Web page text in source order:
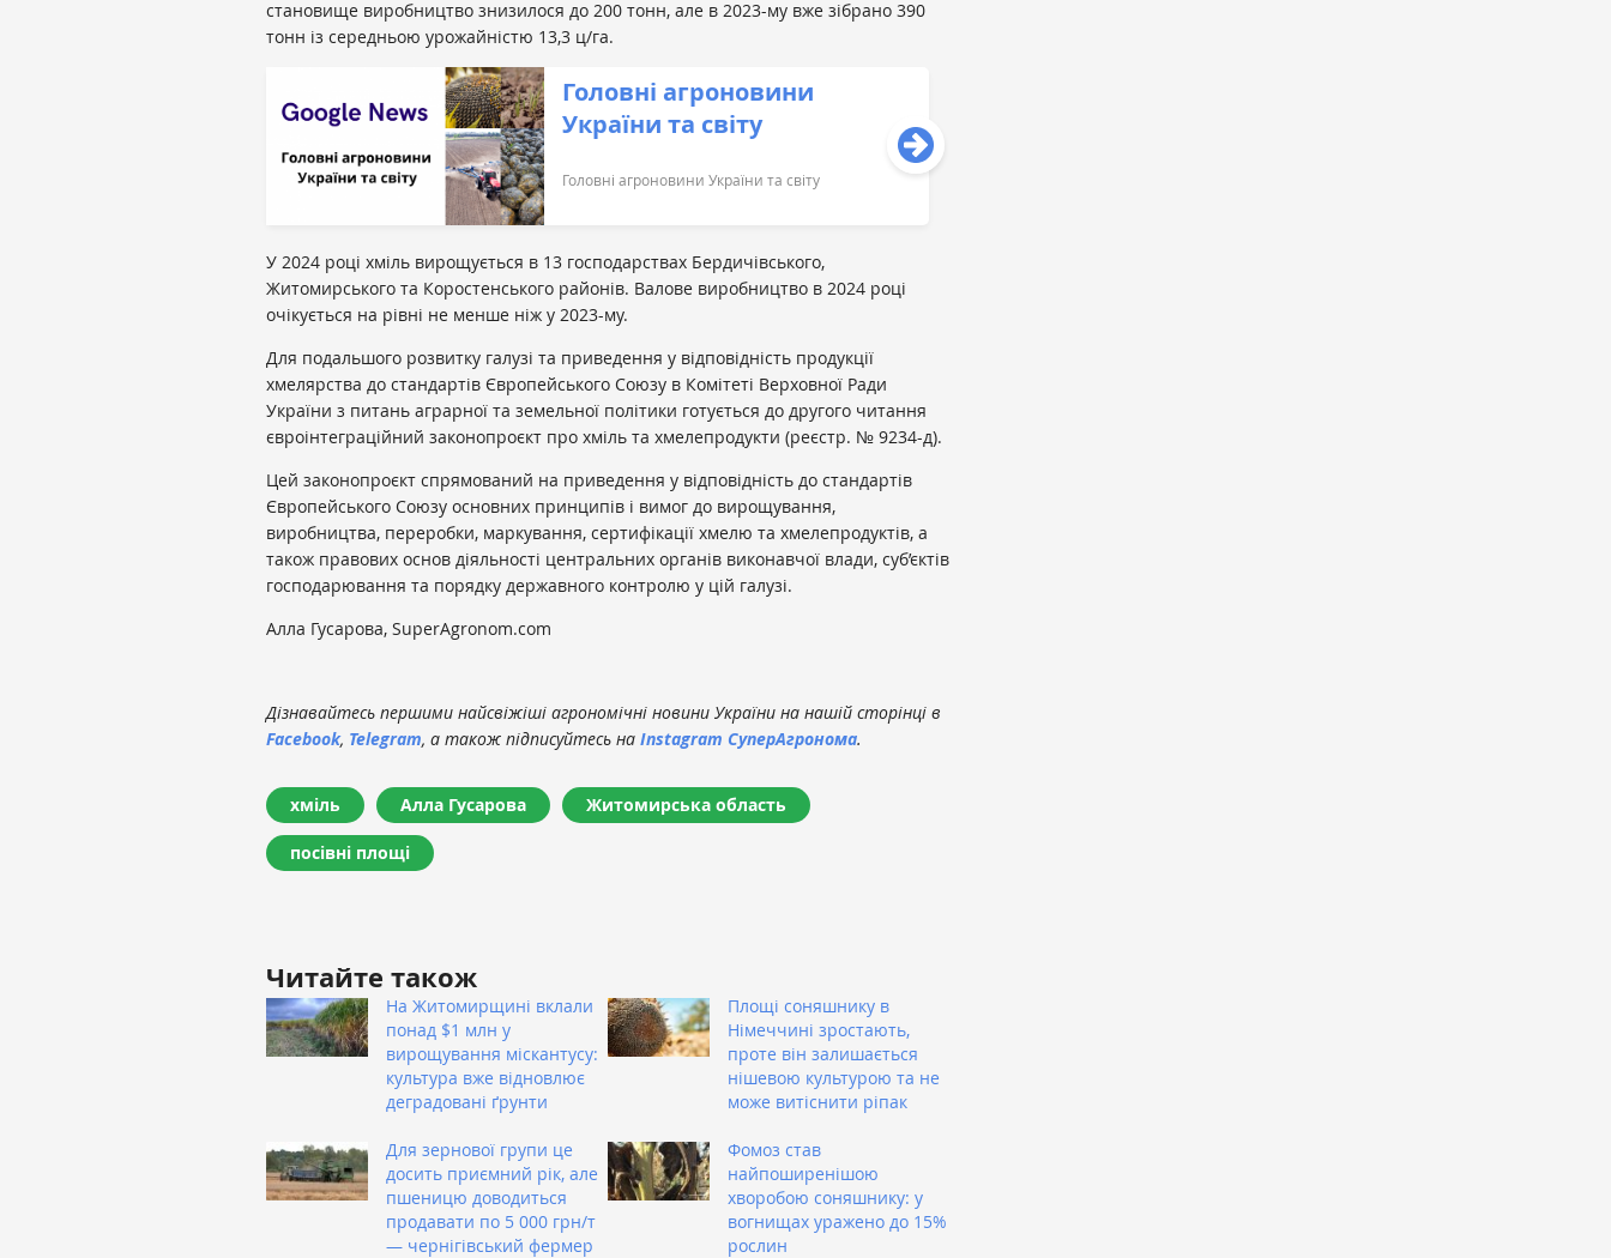
становище виробництво знизилося до 200 тонн, але в 2023-му вже зібрано 390
тонн із середньою урожайністю 13,3 ц/га.
Головні агроновини
України та світу
Головні агроновини України та світу
У 2024 році хміль вирощується в 13 господарствах Бердичівського,
Житомирського та Коростенського районів. Валове виробництво в 2024 році
очікується на рівні не менше ніж у 2023-му.
Для подальшого розвитку галузі та приведення у відповідність продукції
хмелярства до стандартів Європейського Союзу в Комітеті Верховної Ради
України з питань аграрної та земельної політики готується до другого читання
євроінтеграційний законопроєкт про хміль та хмелепродукти (реєстр. № 9234-д).
Цей законопроєкт спрямований на приведення у відповідність до стандартів
Європейського Союзу основних принципів і вимог до вирощування,
виробництва, переробки, маркування, сертифікації хмелю та хмелепродуктів, а
також правових основ діяльності центральних органів виконавчої влади, суб’єктів
господарювання та порядку державного контролю у цій галузі.
Алла Гусарова, SuperAgronom.com
Дізнавайтесь першими найсвіжіші агрономічні новини України на нашій сторінці в
Facebook, Telegram, а також підписуйтесь на Instagram СуперАгронома.
хміль Алла Гусарова Житомирська область
посівні площі
Читайте також
На Житомирщині вклали
понад $1 млн у
вирощування міскантусу:
культура вже відновлює
деградовані ґрунти
Площі соняшнику в
Німеччині зростають,
проте він залишається
нішевою культурою та не
може витіснити ріпак
Для зернової групи це
досить приємний рік, але
пшеницю доводиться
продавати по 5 000 грн/т
— чернігівський фермер
Фомоз став
найпоширенішою
хворобою соняшнику: у
вогнищах уражено до 15%
рослин